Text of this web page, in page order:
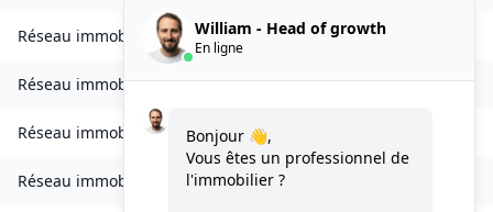
Réseau immobilierChâteau-sur-Allier( 03320)
Réseau immobilierChâtelperron(03220)
Réseau immobilierChemilly(03210
Réseau immobilier Chezelle(03140 )
William - Head of growth
En ligne
Bonjour 👋,
Vous êtes un professionnel de
l'immobilier ?